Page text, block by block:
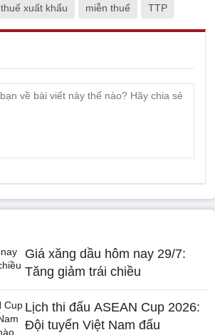
thuế xuất khẩu miễn thuế TTP
Giá xăng dầu hôm nay 29/7:
Tăng giảm trái chiều
Lịch thi đấu ASEAN Cup 2026:
Đội tuyển Việt Nam đấu